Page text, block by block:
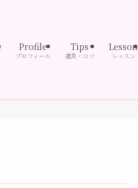
Profile
プロフィール
Tips
道具・コツ
Lesson
レッスン